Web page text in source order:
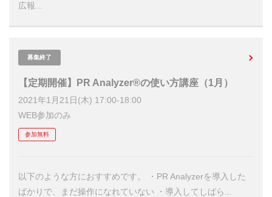
広報...
募集終了
【定期開催】PR Analyzer®の使い方講座（1月）
2021年1月21日(木) 17:00-18:00
WEB参加のみ
参加無料
以下のような方におすすめです。 ・PR Analyzerを導入した
ばかりで、まだ操作になれていない ・導入してしばら...